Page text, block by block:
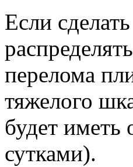
Если
перелома
тяжелого
будет иметь
сутками).